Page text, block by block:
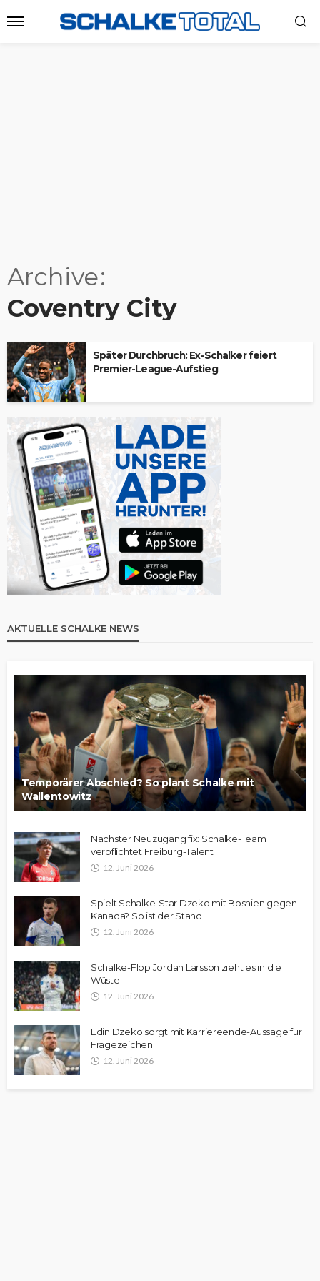
Archive
Coventry City
Später Durchbruch: Ex-Schalker feiert
Premier-League-Aufstieg
AKTUELLE SCHALKE NEWS
Temporärer Abschied? So plant Schalke mit
Wallentowitz
Nächster Neuzugang fix: Schalke-Team
verpflichtet Freiburg-Talent
12. Juni 2026
Spielt Schalke-Star Dzeko mit Bosnien gegen
Kanada? So ist der Stand
12. Juni 2026
Schalke-Flop Jordan Larsson zieht es in die
Wüste
12. Juni 2026
Edin Dzeko sorgt mit Karriereende-Aussage für
Fragezeichen
12. Juni 2026